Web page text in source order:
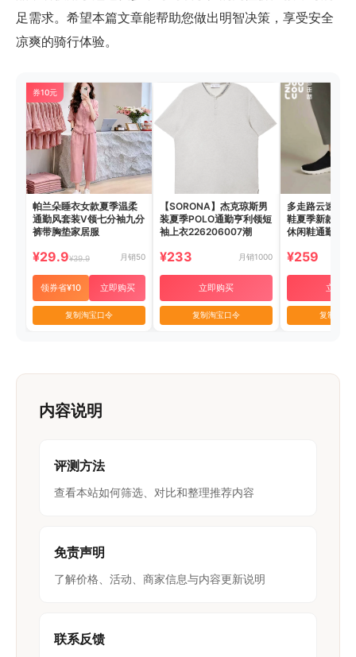
足需求。希望本篇文章能帮助您做出明智决策，享受安全
凉爽的骑行体验。
券10元
帕兰朵睡衣女款夏季温柔
通勤风套装V领七分袖九分
裤带胸垫家居服
¥29.9¥39.9 月销50
领券省¥10 立即购买
复制淘宝口令
【SORONA】杰克琼斯男
装夏季POLO通勤亨利领短
袖上衣226206007潮
¥233 月销1000
立即购买
复制淘宝口令
多走路云速丨
鞋夏季新款网
休闲鞋通勤懒人
¥259
立即购
复制淘宝
内容说明
评测方法
查看本站如何筛选、对比和整理推荐内容
免责声明
了解价格、活动、商家信息与内容更新说明
联系反馈